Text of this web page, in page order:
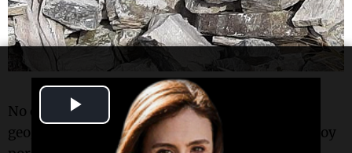
Play
Video
No cuesta nada imaginar cómo fue viendo la
geografía del paisaje, cruzada en un día como hoy